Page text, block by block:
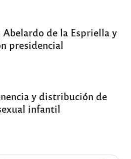
de la Espriella y
presidencial
y distribución de
infantil